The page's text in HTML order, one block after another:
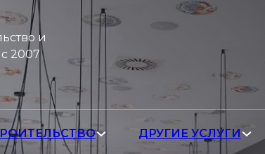
и
2007
ДРУГИЕ УСЛУГИ